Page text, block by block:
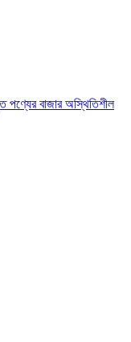
পণ্যের বাজার অস্থিতিশীল